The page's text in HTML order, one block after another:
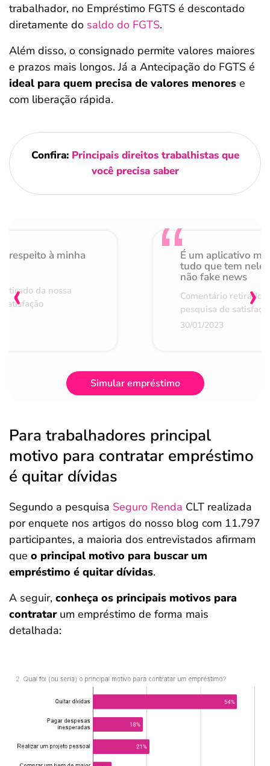
trabalhador, no Empréstimo FGTS é descontado
diretamente do saldo do FGTS.
Além disso, o consignado permite valores maiores
e prazos mais longos. Já a Antecipação do FGTS é
ideal para quem precisa de valores menores e
com liberação rápida.
Confira: Principais direitos trabalhistas que
você precisa saber
respeito à minha
da nossa
É um aplicativo
tudo que tem nele
não fake news
Comentário retirado
pesquisa de
30/01/2023
‹ ›
Simular empréstimo
Para trabalhadores principal
motivo para contratar empréstimo
é quitar dívidas
Segundo a pesquisa Seguro Renda CLT realizada
por enquete nos artigos do nosso blog com 11.797
participantes, a maioria dos entrevistados afirmam
que o principal motivo para buscar um
empréstimo é quitar dívidas.
A seguir, conheça os principais motivos para
contratarum empréstimo de forma mais
detalhada: